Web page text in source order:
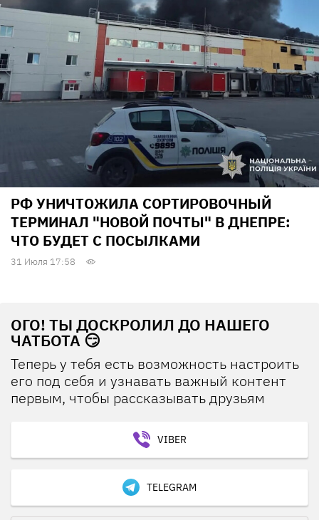
РФ УНИЧТОЖИЛА СОРТИРОВОЧНЫЙ
ТЕРМИНАЛ "НОВОЙ ПОЧТЫ" В ДНЕПРЕ:
ЧТО БУДЕТ С ПОСЫЛКАМИ
31 Июля 17:58
ОГО! ТЫ ДОСКРОЛИЛ ДО НАШЕГО
ЧАТБОТА 😏
Теперь у тебя есть возможность настроить
его под себя и узнавать важный контент
первым, чтобы рассказывать друзьям
VIBER
TELEGRAM